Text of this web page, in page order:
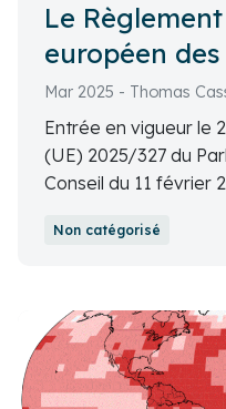
Le
européen
santé
Mar 2025 - Thomas
Entrée en vigueur le
(UE) 2025/327 du
Conseil du 11 février
directive 2011/24/
Non catégorisé